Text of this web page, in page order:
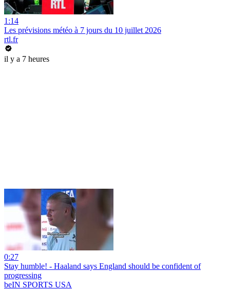
1:14
Les prévisions météo à 7 jours du 10 juillet 2026
rtl.fr
il y a 7 heures
0:27
Stay humble! - Haaland says England should be confident of
progressing
beIN SPORTS USA